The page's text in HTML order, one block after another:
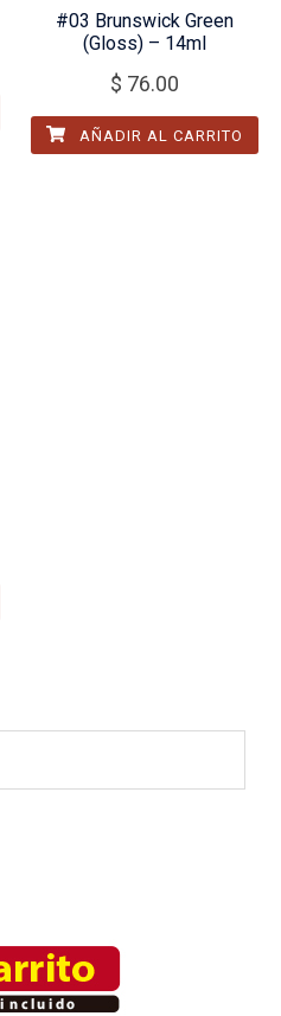
#03 Brunswick Green
(Gloss) – 14ml
$ 76.00
AÑADIR AL CARRITO